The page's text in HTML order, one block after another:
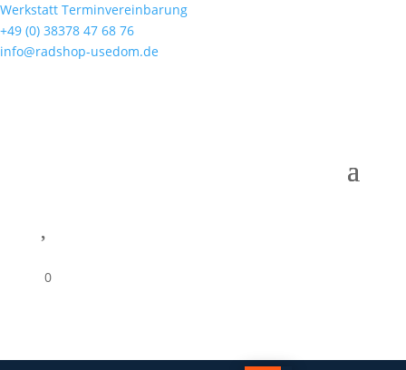
Werkstatt Terminvereinbarung
+49 (0) 38378 47 68 76
info@radshop-usedom.de
0